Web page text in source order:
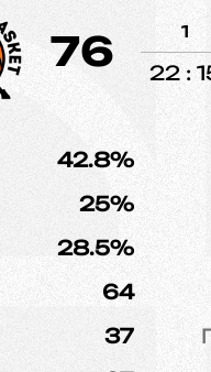
76 1
22 :
42.8%
25%
28.5%
64
37